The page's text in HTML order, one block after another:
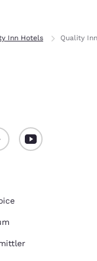
Inn Hotels Quality